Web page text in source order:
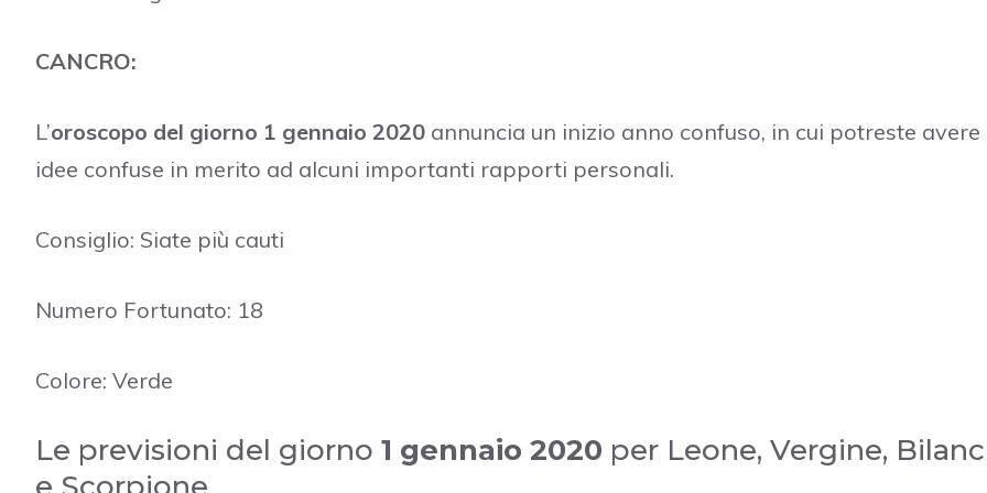
CANCRO:
L’oroscopo del giorno 1 gennaio 2020 annuncia un inizio anno confuso, in cui potreste avere
idee confuse in merito ad alcuni importanti rapporti personali.
Consiglio: Siate più cauti
Numero Fortunato: 18
Colore: Verde
Le previsioni del giorno 1 gennaio 2020 per Leone, Vergine,